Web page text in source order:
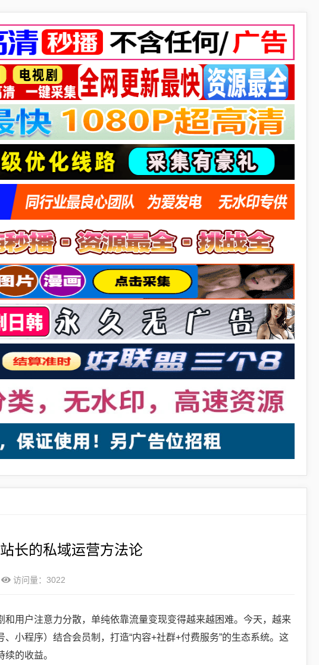
长的私域运营方法论
访问量：3022
用户注意力分散，单纯依靠流量变现变得越来越困难。今天，越来
小程序）结合会员制，打造“内容+社群+付费服务”的生态系统。这
的收益。